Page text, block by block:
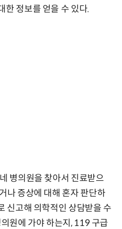
한 정보를 얻을 수 있다.
병의원을 찾아서 진료받으
나 증상에 대해 혼자 판단하
신고해 의학적인 상담받을 수
원에 가야 하는지, 119 구급